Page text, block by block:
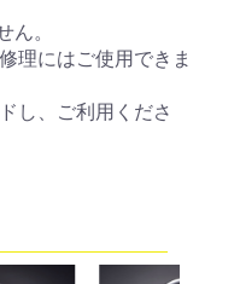
ん。
理にはご使用できま
し、ご利用くださ